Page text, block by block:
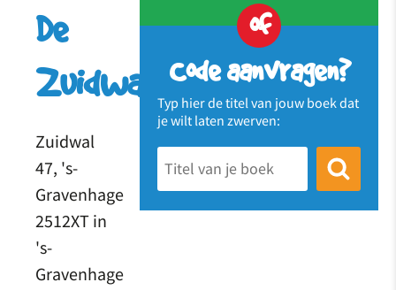
of
Code aanvragen?
Typ hier de titel van jouw boek dat
je wilt laten zwerven:
De
Zuidwalschool
Zuidwal
47, 's-
Gravenhage
2512XT in
's-
Gravenhage